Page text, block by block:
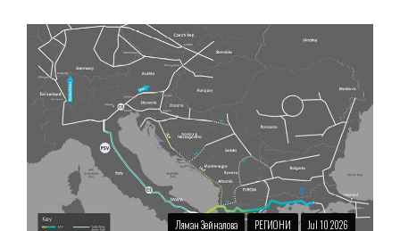
Ляман Зейналова РЕГИОНИ Jul 10 2026